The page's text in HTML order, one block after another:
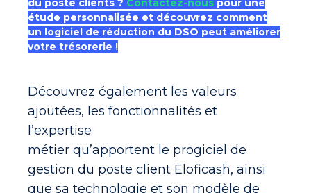
du poste clients ? Contactez-nous pour une
étude personnalisée et découvrez comment
un logiciel de réduction du DSO peut améliorer
votre trésorerie !
Découvrez également les valeurs
ajoutées, les fonctionnalités et
l’expertise
métier qu’apportent le progiciel de
gestion du poste client Eloficash, ainsi
que sa technologie et son modèle de